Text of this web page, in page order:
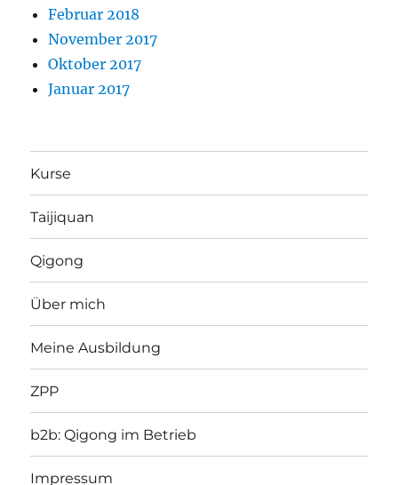
Februar 2018
November 2017
Oktober 2017
Januar 2017
Kurse
Taijiquan
Qigong
Über mich
Meine Ausbildung
ZPP
b2b: Qigong im Betrieb
Impressum